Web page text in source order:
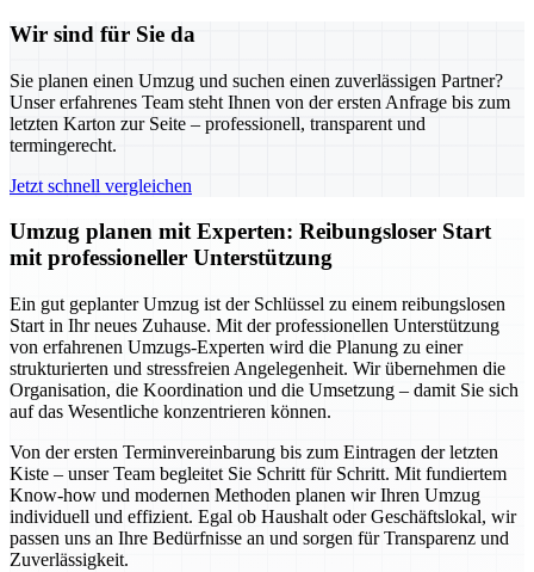
Wir sind für Sie da
Sie planen einen Umzug und suchen einen zuverlässigen Partner?
Unser erfahrenes Team steht Ihnen von der ersten Anfrage bis zum
letzten Karton zur Seite – professionell, transparent und
termingerecht.
Jetzt schnell vergleichen
Umzug planen mit Experten: Reibungsloser Start
mit professioneller Unterstützung
Ein gut geplanter Umzug ist der Schlüssel zu einem reibungslosen
Start in Ihr neues Zuhause. Mit der professionellen Unterstützung
von erfahrenen Umzugs-Experten wird die Planung zu einer
strukturierten und stressfreien Angelegenheit. Wir übernehmen die
Organisation, die Koordination und die Umsetzung – damit Sie sich
auf das Wesentliche konzentrieren können.
Von der ersten Terminvereinbarung bis zum Eintragen der letzten
Kiste – unser Team begleitet Sie Schritt für Schritt. Mit fundiertem
Know-how und modernen Methoden planen wir Ihren Umzug
individuell und effizient. Egal ob Haushalt oder Geschäftslokal, wir
passen uns an Ihre Bedürfnisse an und sorgen für Transparenz und
Zuverlässigkeit.